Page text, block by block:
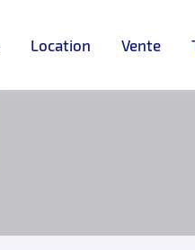
Location Vente